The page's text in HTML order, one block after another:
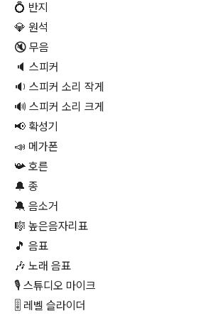
💍 반지
💎 원석
🔇 무음
🔈 스피커
🔉 스피커 소리 작게
🔊 스피커 소리 크게
📢 확성기
📣 메가폰
📯 호른
🔔 종
🔕 음소거
🎼 높은음자리표
🎵 음표
🎶 노래 음표
🎙 스튜디오 마이크
🎚 레벨 슬라이더